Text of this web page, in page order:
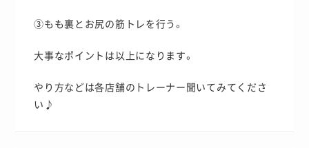
③もも裏とお尻の筋トレを行う。
大事なポイントは以上になります。
やり方などは各店舗のトレーナー聞いてみてくださ
い♪